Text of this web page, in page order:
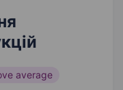
average